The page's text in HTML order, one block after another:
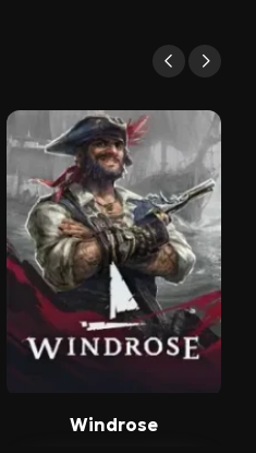
Windrose